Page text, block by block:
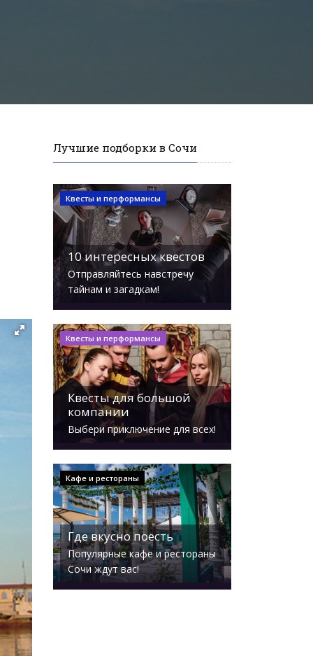
Лучшие подборки в Сочи
Квесты и перформансы
10 интересных квестов
Отправляйтесь навстречу
тайнам и загадкам!
Квесты и перформансы
Квесты для большой
компании
Выбери приключение для всех!
Кафе и рестораны
Где вкусно поесть
Популярные кафе и рестораны
Сочи ждут вас!